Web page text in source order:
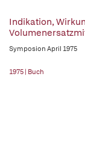
Indikation,
Symposion April 1975
1975 | Buch